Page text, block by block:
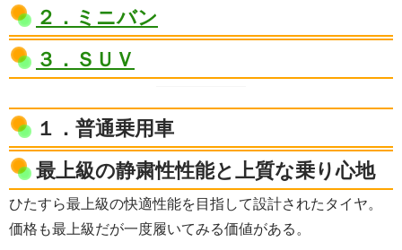
２．ミニバン
３．ＳＵＶ
１．普通乗用車
最上級の静粛性性能と上質な乗り心地
ひたすら最上級の快適性能を目指して設計されたタイヤ。
価格も最上級だが一度履いてみる価値がある。